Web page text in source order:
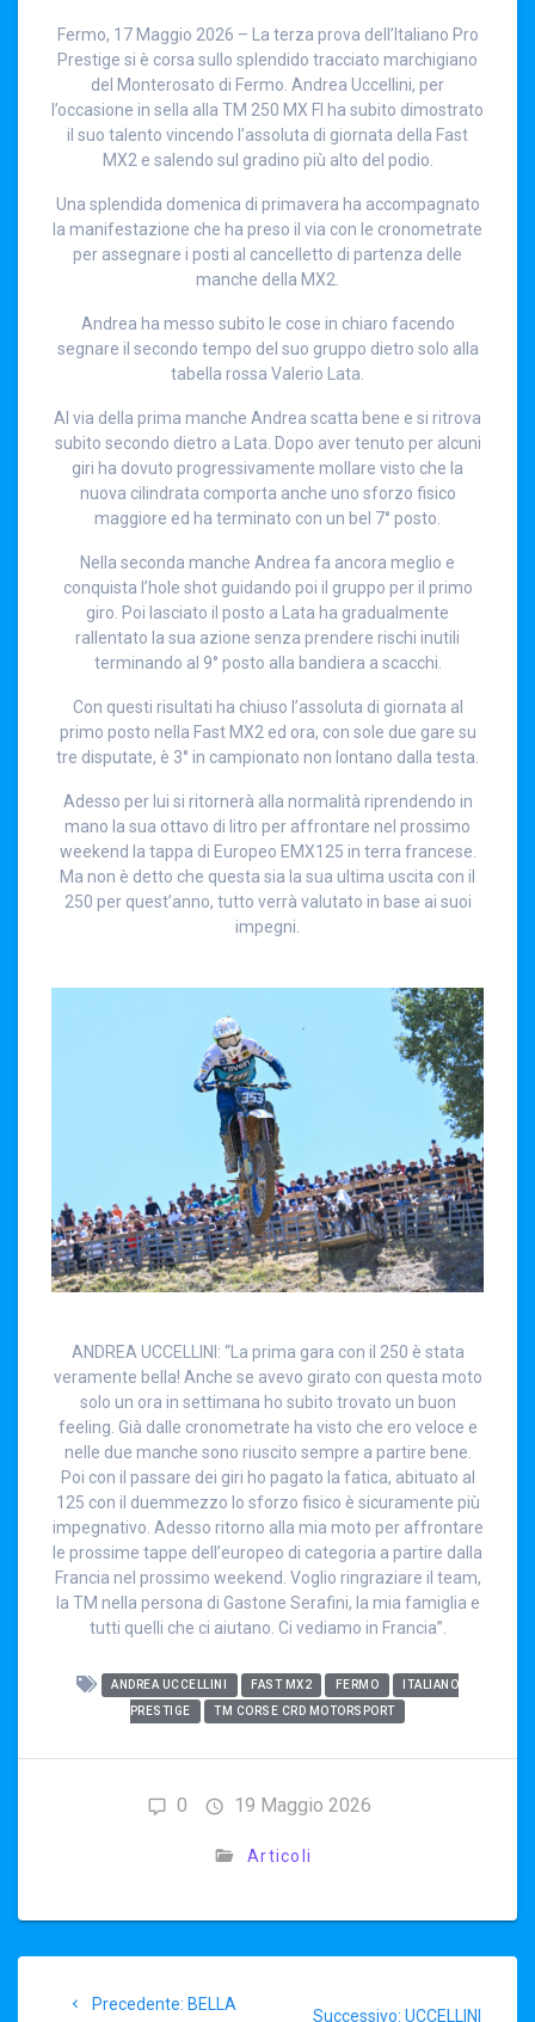
Fermo, 17 Maggio 2026 – La terza prova dell’Italiano Pro
Prestige si è corsa sullo splendido tracciato marchigiano
del Monterosato di Fermo. Andrea Uccellini, per
l’occasione in sella alla TM 250 MX FI ha subito dimostrato
il suo talento vincendo l’assoluta di giornata della Fast
MX2 e salendo sul gradino più alto del podio.
Una splendida domenica di primavera ha accompagnato
la manifestazione che ha preso il via con le cronometrate
per assegnare i posti al cancelletto di partenza delle
manche della MX2.
Andrea ha messo subito le cose in chiaro facendo
segnare il secondo tempo del suo gruppo dietro solo alla
tabella rossa Valerio Lata.
Al via della prima manche Andrea scatta bene e si ritrova
subito secondo dietro a Lata. Dopo aver tenuto per alcuni
giri ha dovuto progressivamente mollare visto che la
nuova cilindrata comporta anche uno sforzo fisico
maggiore ed ha terminato con un bel 7° posto.
Nella seconda manche Andrea fa ancora meglio e
conquista l’hole shot guidando poi il gruppo per il primo
giro. Poi lasciato il posto a Lata ha gradualmente
rallentato la sua azione senza prendere rischi inutili
terminando al 9° posto alla bandiera a scacchi.
Con questi risultati ha chiuso l’assoluta di giornata al
primo posto nella Fast MX2 ed ora, con sole due gare su
tre disputate, è 3° in campionato non lontano dalla testa.
Adesso per lui si ritornerà alla normalità riprendendo in
mano la sua ottavo di litro per affrontare nel prossimo
weekend la tappa di Europeo EMX125 in terra francese.
Ma non è detto che questa sia la sua ultima uscita con il
250 per quest’anno, tutto verrà valutato in base ai suoi
impegni.
ANDREA UCCELLINI: “La prima gara con il 250 è stata
veramente bella! Anche se avevo girato con questa moto
solo un ora in settimana ho subito trovato un buon
feeling. Già dalle cronometrate ha visto che ero veloce e
nelle due manche sono riuscito sempre a partire bene.
Poi con il passare dei giri ho pagato la fatica, abituato al
125 con il duemmezzo lo sforzo fisico è sicuramente più
impegnativo. Adesso ritorno alla mia moto per affrontare
le prossime tappe dell’europeo di categoria a partire dalla
Francia nel prossimo weekend. Voglio ringraziare il team,
la TM nella persona di Gastone Serafini, la mia famiglia e
tutti quelli che ci aiutano. Ci vediamo in Francia”.
ANDREA UCCELLINI FAST MX2 FERMO
ITALIANO
PRESTIGE
TM CORSE CRD MOTORSPORT
0 19 Maggio 2026
Articoli
Precedente: Articolo
BELLA
Successivo: Articolo
UCCELLINI